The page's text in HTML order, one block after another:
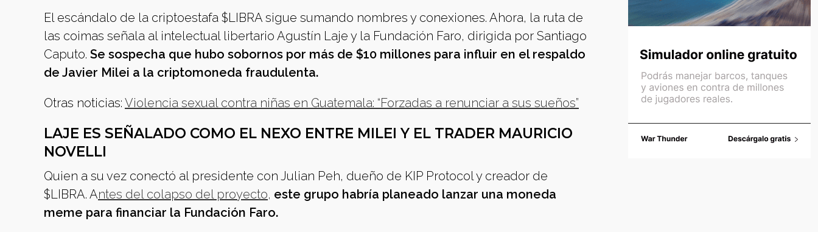
El escándalo de la criptoestafa $LIBRA sigue sumando nombres y conexiones. Ahora, la ruta de
las coimas señala al intelectual libertario Agustín Laje y la Fundación Faro, dirigida por Santiago
Caputo. Se sospecha que hubo sobornos por más de $10 millones para influir en el respaldo
de Javier Milei a la criptomoneda fraudulenta.
Otras noticias: Violencia sexual contra niñas en Guatemala: “Forzadas a renunciar a sus sueños”
LAJE ES SEÑALADO COMO EL NEXO ENTRE MILEI Y EL TRADER MAURICIO
NOVELLI
Quien a su vez conectó al presidente con Julian Peh, dueño de KIP Protocol y creador de
$LIBRA. Antes del colapso del proyecto, este grupo habría planeado lanzar una moneda
meme para financiar la Fundación Faro.